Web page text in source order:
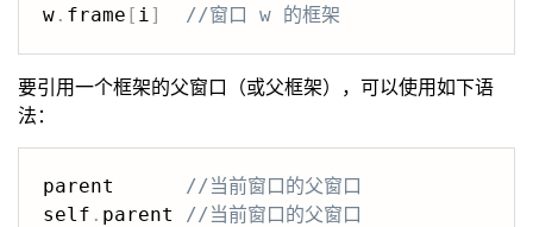
w . frame [ i] //窗口 w 的框架
要引用一个框架的父窗口（或父框架），可以使用如下语
法：
//当前窗口的父窗口
self .
//当前窗口的父窗口